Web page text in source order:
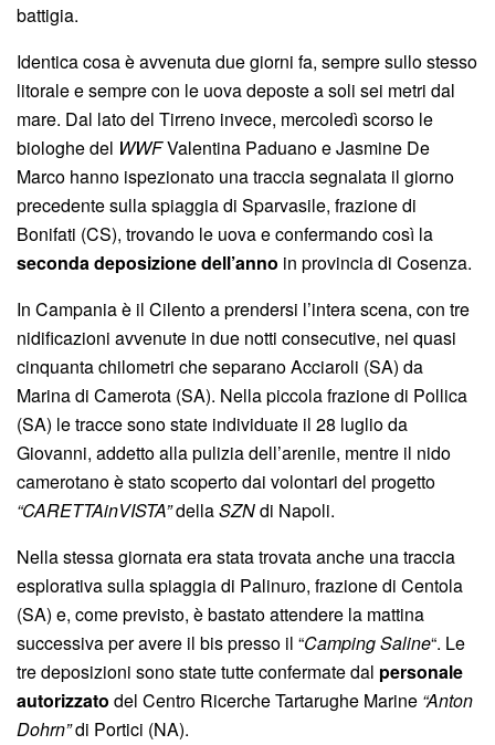
battigia.
Identica cosa è avvenuta due giorni fa, sempre sullo stesso
litorale e sempre con le uova deposte a soli sei metri dal
mare. Dal lato del Tirreno invece, mercoledì scorso le
biologhe del WWFValentina Paduano e Jasmine De
Marco hanno ispezionato una traccia segnalata il giorno
precedente sulla spiaggia di Sparvasile, frazione di
Bonifati (CS), trovando le uova e confermando così la
seconda deposizione dell’anno in provincia di Cosenza.
In Campania è il Cilento a prendersi l’intera scena, con tre
nidificazioni avvenute in due notti consecutive, nei quasi
cinquanta chilometri che separano Acciaroli (SA) da
Marina di Camerota (SA). Nella piccola frazione di Pollica
(SA) le tracce sono state individuate il 28 luglio da
Giovanni, addetto alla pulizia dell’arenile, mentre il nido
camerotano è stato scoperto dai volontari del progetto
“CARETTAinVISTA”dellaSZNdi Napoli.
Nella stessa giornata era stata trovata anche una traccia
esplorativa sulla spiaggia di Palinuro, frazione di Centola
(SA) e, come previsto, è bastato attendere la mattina
successiva per avere il bis presso il “Camping Saline“. Le
tre deposizioni sono state tutte confermate dal personale
autorizzato del Centro Ricerche Tartarughe Marine “Anton
Dohrn”di Portici (NA).